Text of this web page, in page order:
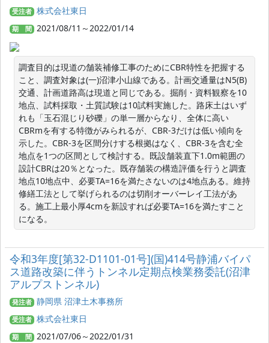
受注者 株式会社東日
期 間 2021/08/11～2022/01/14
調査目的は現道の舗装補修工事のためにCBR特性を把握する
こと、調査対象は(一)沼津小山線である。計画交通量はN5(B)
交通、計画道路高は現道と同じである。掘削・資料観察を10
地点、試料採取・土質試験は10試料実施した。路床土はいず
れも「玉石混じり砂礫」の単一層からなり、全体に高い
CBRmを有する特徴がみられるが、CBR-3だけは低い傾向を
示した。CBR-3を区間分けする根拠はなく、CBR-3を含む全
地点を1つの区間として検討する。既設舗装直下1.0m範囲の
設計CBRは20％となった。既存舗装の構造評価を行うと調査
地点10地点中、必要TA=16を満たさないのは4地点ある。維持
修繕工法として挙げられるのは切削オーバーレイ工法があ
る。施工上最小厚4cmを新設すれば必要TA=16を満たすこと
になる。
令和3年度[第32-D1101-01号](国)414号静浦バイパ
ス道路改築に伴うトンネル定期点検業務委託(沼津
アルプストンネル)
発注者 静岡県 沼津土木事務所
受注者 株式会社東日
期 間 2021/07/06～2022/01/31